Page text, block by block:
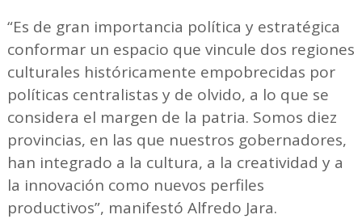
“Es de gran importancia política y estratégica
conformar un espacio que vincule dos regiones
culturales históricamente empobrecidas por
políticas centralistas y de olvido, a lo que se
considera el margen de la patria. Somos diez
provincias, en las que nuestros gobernadores,
han integrado a la cultura, a la creatividad y a
la innovación como nuevos perfiles
productivos”, manifestó Alfredo Jara.